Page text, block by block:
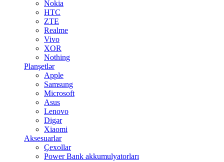
Nokia
HTC
ZTE
Realme
Vivo
XOR
Nothing
Planşetlər
Apple
Samsung
Microsoft
Asus
Lenovo
Digər
Xiaomi
Aksesuarlar
Çexollar
Power Bank akkumulyatorları